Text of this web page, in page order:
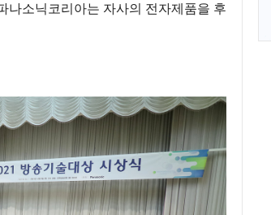
나소닉코리아는 자사의 전자제품을 후